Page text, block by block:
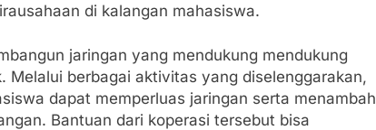
di kalangan mahasiswa.
jaringan yang mendukung mendukung
Melalui berbagai aktivitas yang diselenggarakan,
dapat memperluas jaringan serta menambah
Bantuan dari koperasi tersebut bisa